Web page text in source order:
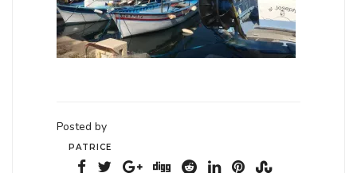
Posted by
PATRICE